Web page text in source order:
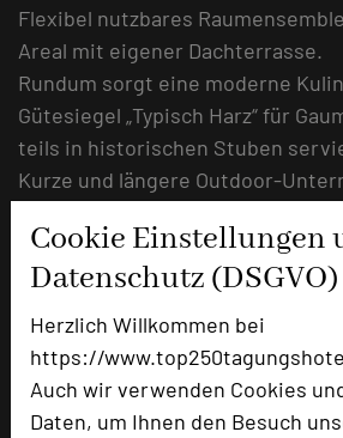
Cookie Einstellungen
Datenschutz (DSGVO)
Herzlich Willkommen bei
https://
Auch wir verwenden Cookies
Daten, um Ihnen den Besuch
Flexibel nutzbares
Areal mit eigener Dachterrasse.
Rundum sorgt eine moderne
Gütesiegel „Typisch Harz“ für
teils in historischen Stuben
Kurze und längere Outdoor-
Altstadtführung bis zum Brocken-
Norbert Völkner